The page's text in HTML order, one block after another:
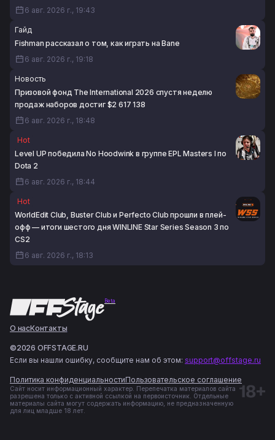
6 авг. 2026 г., 19:43
Гайд
Fishman рассказал о том, как играть на Bane
6 авг. 2026 г., 19:18
Новость
Призовой фонд The International 2026 спустя неделю
продаж наборов достиг $2 617 138
6 авг. 2026 г., 18:48
Hot
Level UP победила No Hoodwink в группе EPL Masters I по
Dota 2
6 авг. 2026 г., 18:44
Hot
WorldEdit Club, Buster Club и Perfecto Club прошли в плей-
офф — итоги шестого дня WINLINE Star Series Season 3 по
CS2
6 авг. 2026 г., 18:13
Beta
О насКонтакты
©2026 OFFSTAGE.RU
Если вы нашли ошибку, сообщите нам об этом: support@offstage.ru
Политика конфиденциальностиПользовательское соглашение
Сайт носит информационный характер. Перепечатка материалов сайта
разрешена только с активной ссылкой на первоисточник. Отдельные
материалы сайта могут содержать информацию, не предназначенную
для лиц младше 18 лет.